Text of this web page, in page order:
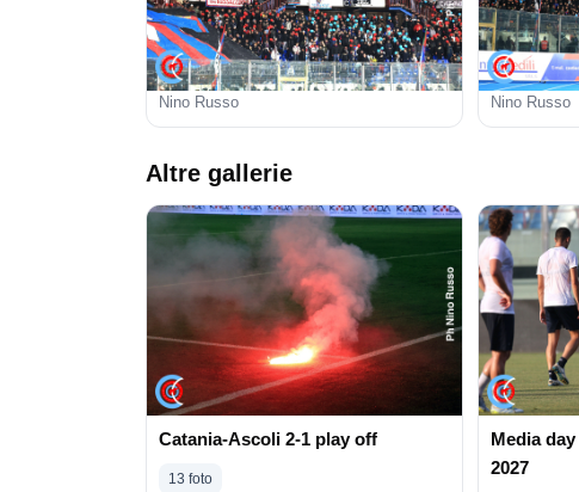
Nino Russo Nino Russo
Altre gallerie
Catania-Ascoli 2-1 play off
13 foto
Media
2027